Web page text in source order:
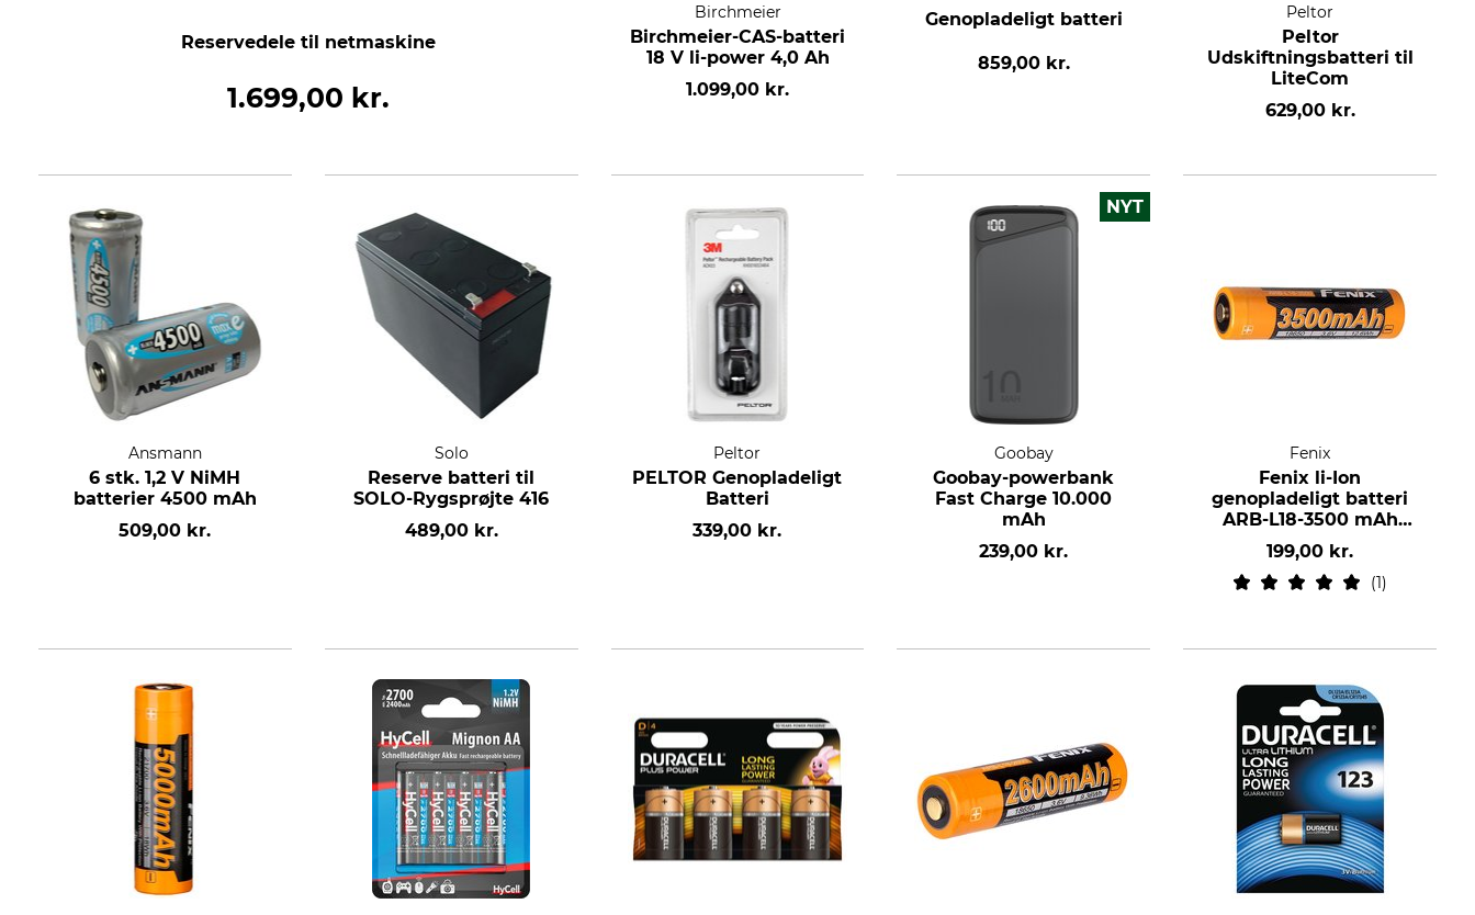
Reservedele til netmaskine
1.699,00 kr.
Birchmeier
Birchmeier-CAS-batteri
18 V li-power 4,0 Ah
1.099,00 kr.
Genopladeligt batteri
859,00 kr.
Peltor
Peltor
Udskiftningsbatteri til
LiteCom
629,00 kr.
Ansmann
6 stk. 1,2 V NiMH
batterier 4500 mAh
509,00 kr.
Solo
Reserve batteri til
SOLO-Rygsprøjte 416
489,00 kr.
Peltor
PELTOR Genopladeligt
Batteri
339,00 kr.
NYT
Goobay
Goobay-powerbank
Fast Charge 10.000
mAh
239,00 kr.
Fenix
Fenix li-Ion
genopladeligt batteri
ARB-L18-3500 mAh
18650
199,00 kr.
1